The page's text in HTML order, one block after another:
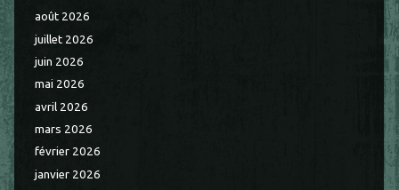
août 2026
juillet 2026
juin 2026
mai 2026
avril 2026
mars 2026
février 2026
janvier 2026